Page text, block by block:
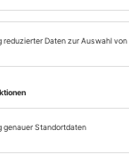
Munich
Popmusik
avancierte
europäischen